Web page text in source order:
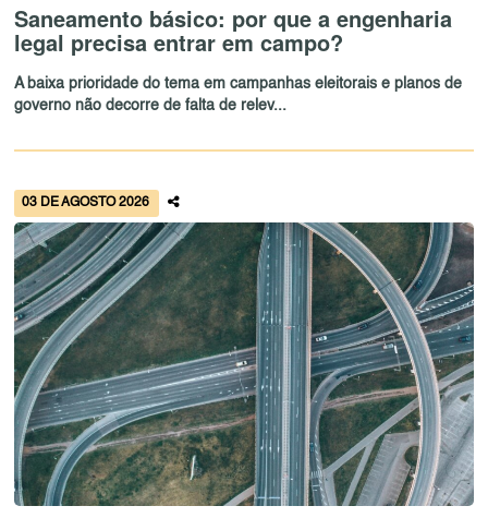
Saneamento básico: por que a engenharia
legal precisa entrar em campo?
A baixa prioridade do tema em campanhas eleitorais e planos de
governo não decorre de falta de relev...
03 DE AGOSTO 2026